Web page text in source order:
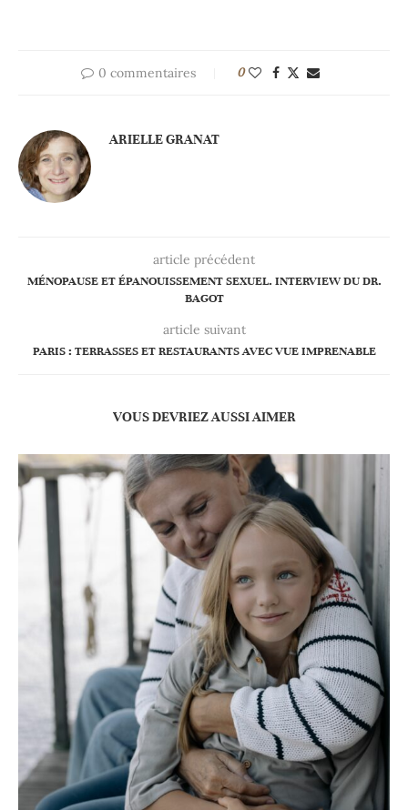
0 commentaires 0
ARIELLE GRANAT
article précédent
MÉNOPAUSE ET ÉPANOUISSEMENT SEXUEL. INTERVIEW DU DR.
BAGOT
article suivant
PARIS : TERRASSES ET RESTAURANTS AVEC VUE IMPRENABLE
VOUS DEVRIEZ AUSSI AIMER